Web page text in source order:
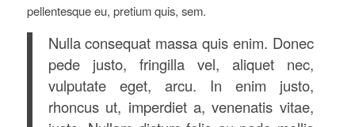
pellentesque eu, pretium quis, sem.
Nulla consequat massa quis enim. Donec
pede justo, fringilla vel, aliquet nec,
vulputate eget, arcu. In enim justo,
rhoncus ut, imperdiet a, venenatis vitae,